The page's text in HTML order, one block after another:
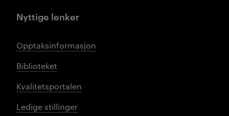
Nyttige lenker
Opptaksinformasjon
Biblioteket
Kvalitetsportalen
Ledige stillinger